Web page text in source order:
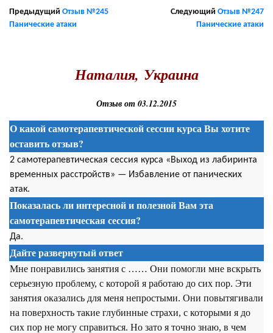
Предыдущий Отзыв №245
Панические атаки
Следующий Отзыв №247
Панические атаки
Наталия, Украина
Отзыв от 03.12.2015
О какой самотерапевтической сессии курса Вы хотите
оставить отзыв?
2 самотерапевтическая сессия курса «Выход из лабиринта
временных расстройств» — Избавление от панических
атак.
Показалась ли интересной и полезной Вам эта
самотерапевтическая сессия?
Да.
Дайте развернутый ответ
Мне понравились занятия с …… Они помогли мне вскрыть
серьезную проблему, с которой я работаю до сих пор. Эти
занятия оказались для меня непростыми. Они повытягивали
на поверхность такие глубинные страхи, с которыми я до
сих пор не могу справиться. Но зато я точно знаю, в чем